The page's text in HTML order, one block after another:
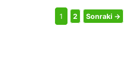
1 2 Sonraki →